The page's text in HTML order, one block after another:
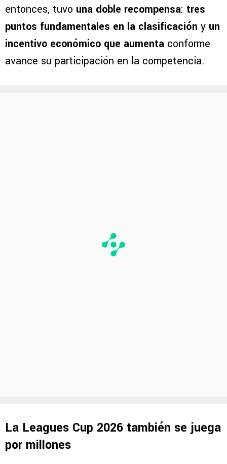
entonces, tuvo una doble recompensa: tres
puntos fundamentales en la clasificación y un
incentivo económico que aumenta conforme
avance su participación en la competencia.
La Leagues Cup 2026 también se juega
por millones